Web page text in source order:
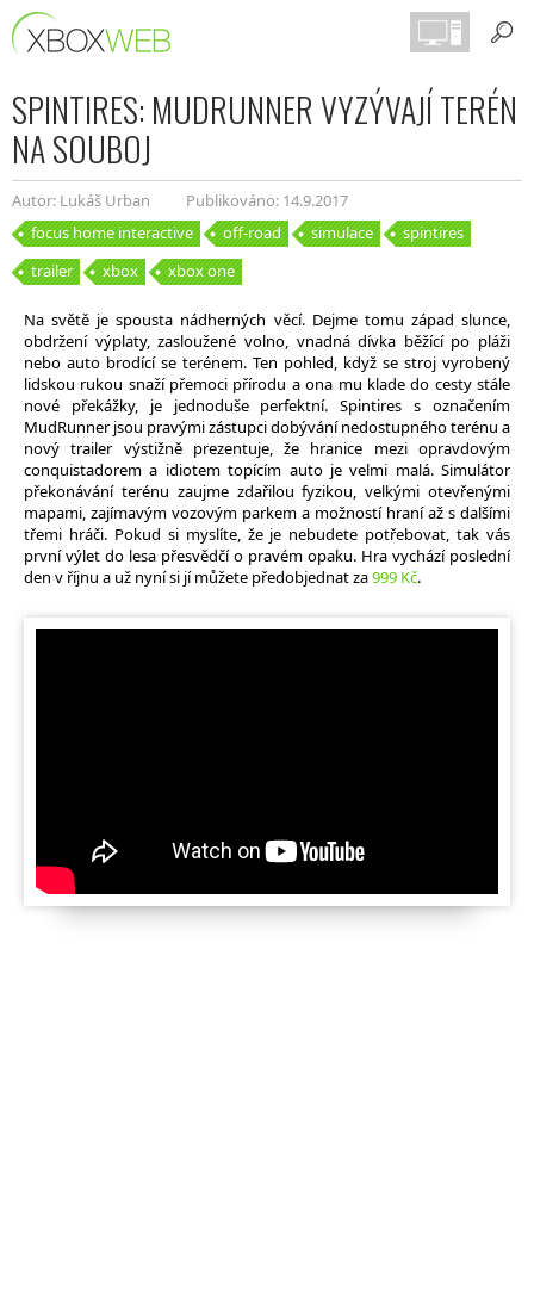
SPINTIRES: MUDRUNNER VYZÝVAJÍ TERÉN
NA SOUBOJ
Autor: Lukáš Urban
Publikováno: 14.9.2017
focus home interactive
off-road simulace
spintires
trailer
xbox xbox one
Na světě je spousta nádherných věcí. Dejme tomu západ slunce,
obdržení výplaty, zasloužené volno, vnadná dívka běžící po pláži
nebo auto brodící se terénem. Ten pohled, když se stroj vyrobený
lidskou rukou snaží přemoci přírodu a ona mu klade do cesty stále
nové překážky, je jednoduše perfektní. Spintires s označením
MudRunner jsou pravými zástupci dobývání nedostupného terénu a
nový trailer výstižně prezentuje, že hranice mezi opravdovým
conquistadorem a idiotem topícím auto je velmi malá. Simulátor
překonávání terénu zaujme zdařilou fyzikou, velkými otevřenými
mapami, zajímavým vozovým parkem a možností hraní až s dalšími
třemi hráči. Pokud si myslíte, že je nebudete potřebovat, tak vás
první výlet do lesa přesvědčí o pravém opaku. Hra vychází poslední
den v říjnu a už nyní si jí můžete předobjednat za999 Kč.